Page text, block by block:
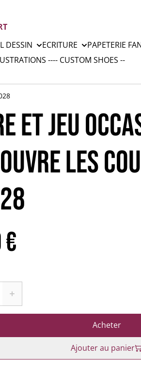
DESSIN ECRITURE
PAPETERIE
---- CUSTOM SHOES --
ET JEU
LES
Acheter
Ajouter au panier